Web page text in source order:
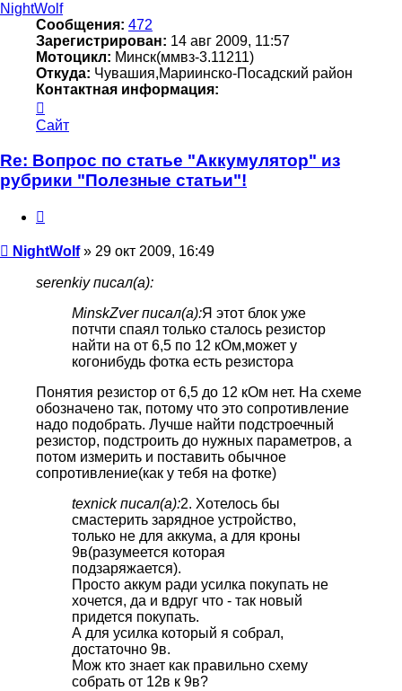
NightWolf
Сообщения: 472
Зарегистрирован: 14 авг 2009, 11:57
Мотоцикл: Минск(ммвз-3.11211)
Откуда: Чувашия,Мариинско-Посадский район
Контактная информация:
информация
пользователя
Сайт
Re: Вопрос по статье "Аккумулятор" из
рубрики "Полезные статьи"!
Сообщение
NightWolf» 29 окт 2009, 16:49
serenkiy писал(а):
MinskZver писал(а):Я этот блок уже
потчти спаял только сталось резистор
найти на от 6,5 по 12 кОм,может у
когонибудь фотка есть резистора
Понятия резистор от 6,5 до 12 кОм нет. На схеме
обозначено так, потому что это сопротивление
надо подобрать. Лучше найти подстроечный
резистор, подстроить до нужных параметров, а
потом измерить и поставить обычное
сопротивление(как у тебя на фотке)
texnick писал(а):2. Хотелось бы
смастерить зарядное устройство,
только не для аккума, а для кроны
9в(разумеется которая
подзаряжается).
Просто аккум ради усилка покупать не
хочется, да и вдруг что - так новый
придется покупать.
А для усилка который я собрал,
достаточно 9в.
Мож кто знает как правильно схему
собрать от 12в к 9в?